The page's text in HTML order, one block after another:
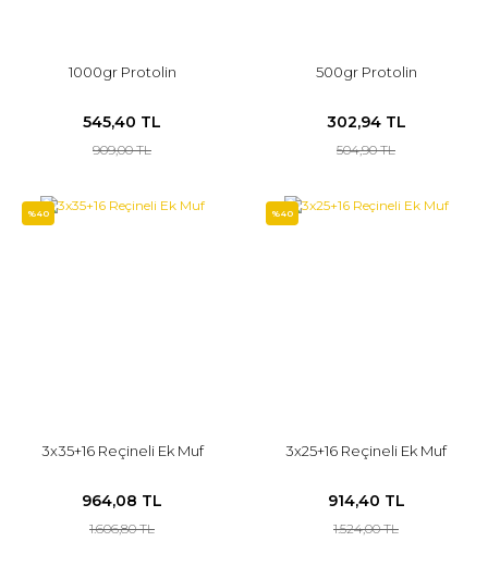
1000gr Protolin
545,40 TL
909,00 TL
500gr Protolin
302,94 TL
504,90 TL
%40
3x35+16 Reçineli Ek Muf
964,08 TL
1.606,80 TL
%40
3x25+16 Reçineli Ek Muf
914,40 TL
1.524,00 TL